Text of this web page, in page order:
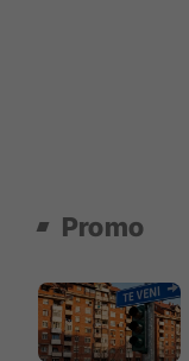
Promo